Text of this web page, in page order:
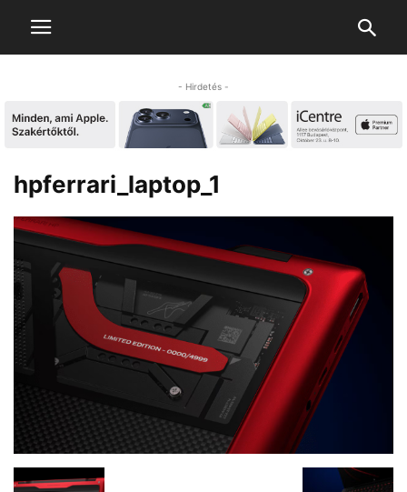
- Hirdetés -
hpferrari_laptop_1